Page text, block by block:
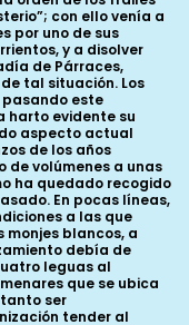
con ello venía a
por uno de sus
y a disolver
de Párraces,
tal situación. Los
este
harto evidente su
aspecto actual
de los años
de volúmenes a unas
ha quedado recogido
En pocas líneas,
a las que
monjes blancos, a
debía de
leguas al
que se ubica
ser
tender al